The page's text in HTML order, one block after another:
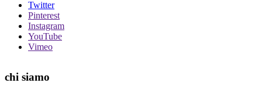
Twitter
Pinterest
Instagram
YouTube
Vimeo
chi siamo